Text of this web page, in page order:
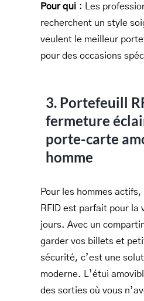
Pour qui : Les
recherchent un style
veulent le meilleur
pour des occasions
3. Portefeuill
fermeture
porte-carte
homme
Pour les hommes
RFID est parfait pour la
jours. Avec un
garder vos billets et
sécurité, c’est une
moderne. L’étui
des sorties où vous